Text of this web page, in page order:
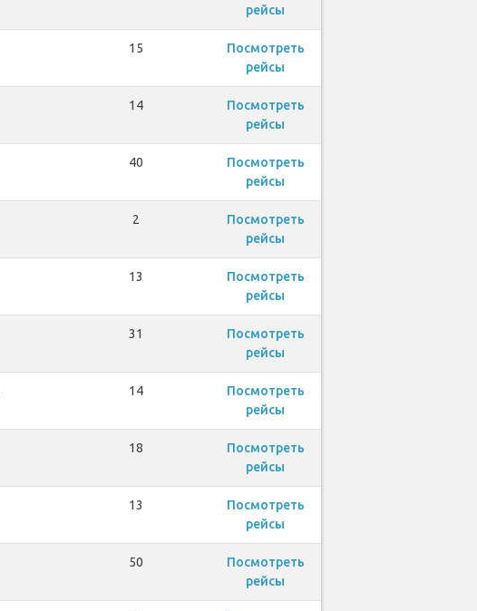
рейсы
15
Посмотреть
рейсы
14
Посмотреть
рейсы
40
Посмотреть
рейсы
2
Посмотреть
рейсы
13
Посмотреть
рейсы
31
Посмотреть
рейсы
14
Посмотреть
рейсы
18
Посмотреть
рейсы
13
Посмотреть
рейсы
50
Посмотреть
рейсы